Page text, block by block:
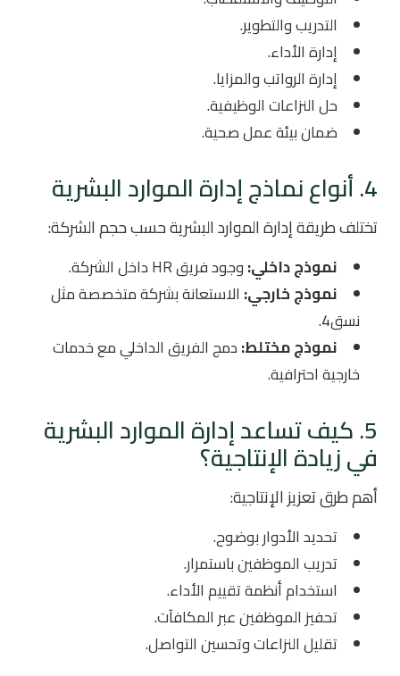
التدريب والتطوير.
إدارة الأداء.
إدارة الرواتب والمزايا.
حل النزاعات الوظيفية.
ضمان بيئة عمل صحية.
4. أنواع نماذج إدارة الموارد البشرية
تختلف طريقة إدارة الموارد البشرية حسب حجم الشركة:
نموذج داخلي:وجود فريق HR داخل الشركة.
نموذج خارجي: الاستعانة بشركة متخصصة مثل
نسق4.
نموذج مختلط:دمج الفريق الداخلي مع خدمات
خارجية احترافية.
5. كيف تساعد إدارة الموارد البشرية
في زيادة الإنتاجية؟
أهم طرق تعزيز الإنتاجية:
تحديد الأدوار بوضوح.
تدريب الموظفين باستمرار.
استخدام أنظمة تقييم الأداء.
تحفيز الموظفين عبر المكافآت.
تقليل النزاعات وتحسين التواصل.